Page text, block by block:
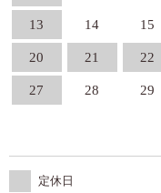
13 14 15
20 21 22
27 28 29
定休日